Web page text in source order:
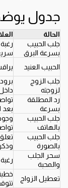
جدول
الحالة
جلب الحبيب
بسرعة البرق
الحبيب العنيد
جلب الزوج
لزوجته
رد المطلقة
بسرعة
بعد
جلب الحبيب
بالهاتف
جلب الحبيب
بالصورة
سحر الجلب
والمحبة
تعطيل الزواج